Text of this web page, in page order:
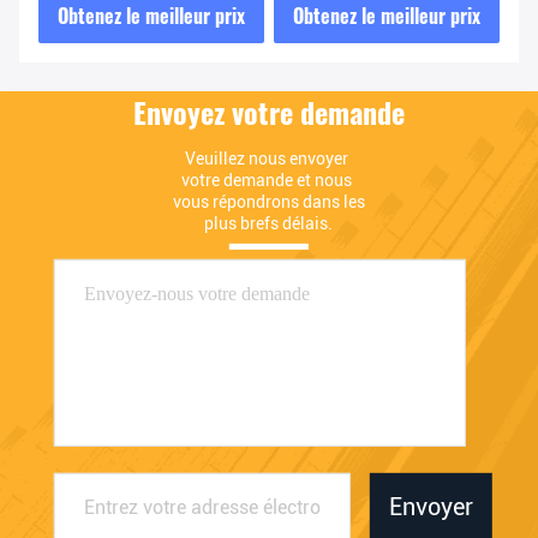
Obtenez le meilleur prix
93490-2P170
Obtenez le meilleur prix
Envoyez votre demande
Veuillez nous envoyer
votre demande et nous
vous répondrons dans les
plus brefs délais.
Envoyer